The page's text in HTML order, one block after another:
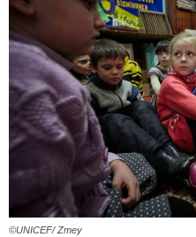
©UNICEF/ Zmey